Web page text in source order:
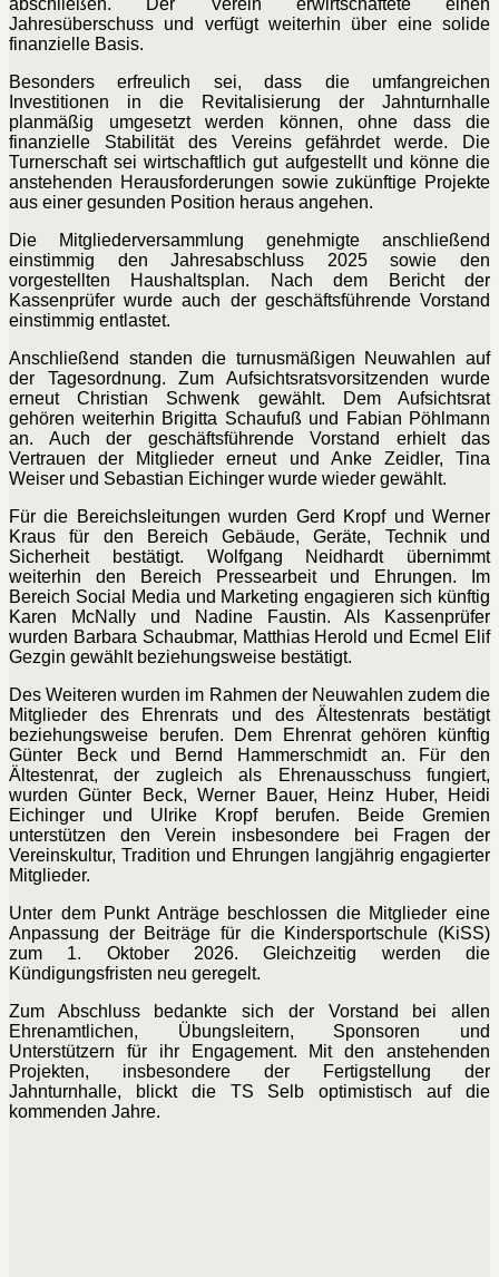
abschließen. Der Verein erwirtschaftete einen
Jahresüberschuss und verfügt weiterhin über eine solide
finanzielle Basis.
Besonders erfreulich sei, dass die umfangreichen
Investitionen in die Revitalisierung der Jahnturnhalle
planmäßig umgesetzt werden können, ohne dass die
finanzielle Stabilität des Vereins gefährdet werde. Die
Turnerschaft sei wirtschaftlich gut aufgestellt und könne die
anstehenden Herausforderungen sowie zukünftige Projekte
aus einer gesunden Position heraus angehen.
Die Mitgliederversammlung genehmigte anschließend
einstimmig den Jahresabschluss 2025 sowie den
vorgestellten Haushaltsplan. Nach dem Bericht der
Kassenprüfer wurde auch der geschäftsführende Vorstand
einstimmig entlastet.
Anschließend standen die turnusmäßigen Neuwahlen auf
der Tagesordnung. Zum Aufsichtsratsvorsitzenden wurde
erneut Christian Schwenk gewählt. Dem Aufsichtsrat
gehören weiterhin Brigitta Schaufuß und Fabian Pöhlmann
an. Auch der geschäftsführende Vorstand erhielt das
Vertrauen der Mitglieder erneut und Anke Zeidler, Tina
Weiser und Sebastian Eichinger wurde wieder gewählt.
Für die Bereichsleitungen wurden Gerd Kropf und Werner
Kraus für den Bereich Gebäude, Geräte, Technik und
Sicherheit bestätigt. Wolfgang Neidhardt übernimmt
weiterhin den Bereich Pressearbeit und Ehrungen. Im
Bereich Social Media und Marketing engagieren sich künftig
Karen McNally und Nadine Faustin. Als Kassenprüfer
wurden Barbara Schaubmar, Matthias Herold und Ecmel Elif
Gezgin gewählt beziehungsweise bestätigt.
Des Weiteren wurden im Rahmen der Neuwahlen zudem die
Mitglieder des Ehrenrats und des Ältestenrats bestätigt
beziehungsweise berufen. Dem Ehrenrat gehören künftig
Günter Beck und Bernd Hammerschmidt an. Für den
Ältestenrat, der zugleich als Ehrenausschuss fungiert,
wurden Günter Beck, Werner Bauer, Heinz Huber, Heidi
Eichinger und Ulrike Kropf berufen. Beide Gremien
unterstützen den Verein insbesondere bei Fragen der
Vereinskultur, Tradition und Ehrungen langjährig engagierter
Mitglieder.
Unter dem Punkt Anträge beschlossen die Mitglieder eine
Anpassung der Beiträge für die Kindersportschule (KiSS)
zum 1. Oktober 2026. Gleichzeitig werden die
Kündigungsfristen neu geregelt.
Zum Abschluss bedankte sich der Vorstand bei allen
Ehrenamtlichen, Übungsleitern, Sponsoren und
Unterstützern für ihr Engagement. Mit den anstehenden
Projekten, insbesondere der Fertigstellung der
Jahnturnhalle, blickt die TS Selb optimistisch auf die
kommenden Jahre.